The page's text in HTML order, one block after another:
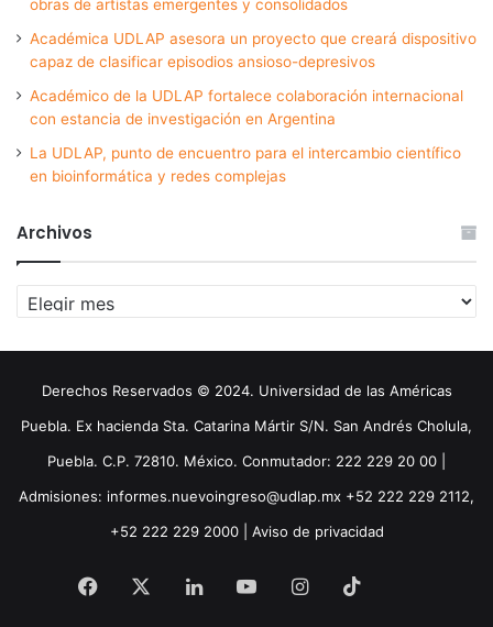
obras de artistas emergentes y consolidados
Académica UDLAP asesora un proyecto que creará dispositivo
capaz de clasificar episodios ansioso-depresivos
Académico de la UDLAP fortalece colaboración internacional
con estancia de investigación en Argentina
La UDLAP, punto de encuentro para el intercambio científico
en bioinformática y redes complejas
Archivos
Archivos
Derechos Reservados © 2024. Universidad de las Américas
Puebla. Ex hacienda Sta. Catarina Mártir S/N. San Andrés Cholula,
Puebla. C.P. 72810. México. Conmutador: 222 229 20 00 |
Admisiones: informes.nuevoingreso@udlap.mx +52 222 229 2112,
+52 222 229 2000 | Aviso de privacidad
Facebook LinkedInYouTubeInstagram